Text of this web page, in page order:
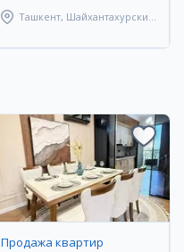
Ташкент, Шайхантахурский
Продажа квартир